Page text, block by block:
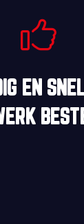
EN